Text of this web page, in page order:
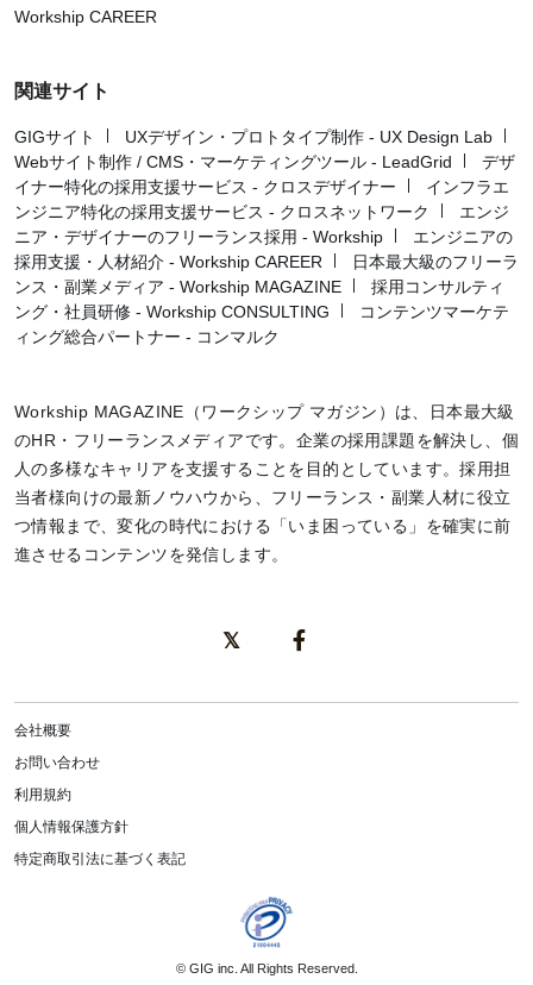
Workship CAREER
関連サイト
GIGサイト
UXデザイン・プロトタイプ制作 - UX Design Lab
Webサイト制作 / CMS・マーケティングツール - LeadGrid
デザ
イナー特化の採用支援サービス - クロスデザイナー
インフラエ
ンジニア特化の採用支援サービス - クロスネットワーク
エンジ
ニア・デザイナーのフリーランス採用 - Workship
エンジニアの
採用支援・人材紹介 - Workship CAREER
日本最大級のフリーラ
ンス・副業メディア - Workship MAGAZINE
採用コンサルティ
ング・社員研修 - Workship CONSULTING
コンテンツマーケテ
ィング総合パートナー - コンマルク
Workship MAGAZINE（ワークシップ マガジン）は、日本最大級
のHR・フリーランスメディアです。企業の採用課題を解決し、個
人の多様なキャリアを支援することを目的としています。採用担
当者様向けの最新ノウハウから、フリーランス・副業人材に役立
つ情報まで、変化の時代における「いま困っている」を確実に前
進させるコンテンツを発信します。
会社概要
お問い合わせ
利用規約
個人情報保護方針
特定商取引法に基づく表記
© GIG inc. All Rights Reserved.